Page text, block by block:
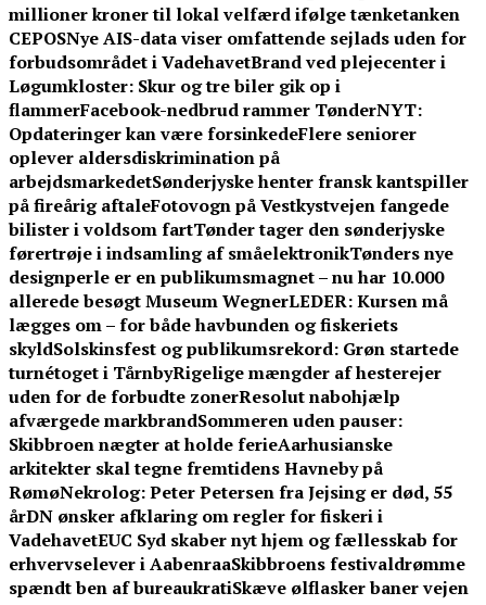
millioner kroner til lokal velfærd ifølge tænketanken
CEPOSNye AIS-data viser omfattende sejlads uden for
forbudsområdet i VadehavetBrand ved plejecenter i
Løgumkloster: Skur og tre biler gik op i
flammerFacebook-nedbrud rammer TønderNYT:
Opdateringer kan være forsinkedeFlere seniorer
oplever aldersdiskrimination på
arbejdsmarkedetSønderjyske henter fransk kantspiller
på fireårig aftaleFotovogn på Vestkystvejen fangede
bilister i voldsom fartTønder tager den sønderjyske
førertrøje i indsamling af småelektronikTønders nye
designperle er en publikumsmagnet – nu har 10.000
allerede besøgt Museum WegnerLEDER: Kursen må
lægges om – for både havbunden og fiskeriets
skyldSolskinsfest og publikumsrekord: Grøn startede
turnétoget i TårnbyRigelige mængder af hesterejer
uden for de forbudte zonerResolut nabohjælp
afværgede markbrandSommeren uden pauser:
Skibbroen nægter at holde ferieAarhusianske
arkitekter skal tegne fremtidens Havneby på
RømøNekrolog: Peter Petersen fra Jejsing er død, 55
årDN ønsker afklaring om regler for fiskeri i
VadehavetEUC Syd skaber nyt hjem og fællesskab for
erhvervselever i AabenraaSkibbroens festivaldrømme
spændt ben af bureaukratiSkæve ølflasker baner vejen